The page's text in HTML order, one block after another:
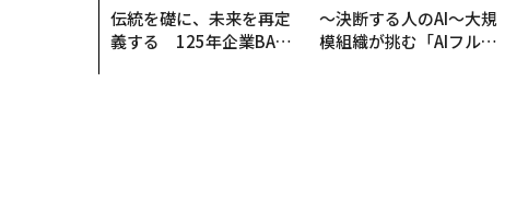
伝統を礎に、未来を再定
義する 125年企業BAT
〜決断する人のAI〜大規
模組織が挑む「AIフル実